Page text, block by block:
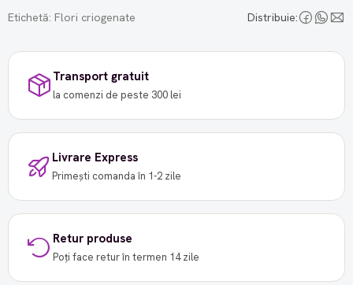
Etichetă: Flori criogenate Distribuie:
Transport gratuit
la comenzi de peste 300 lei
Livrare Express
Primești comanda în 1-2 zile
Retur produse
Poți face retur în termen 14 zile